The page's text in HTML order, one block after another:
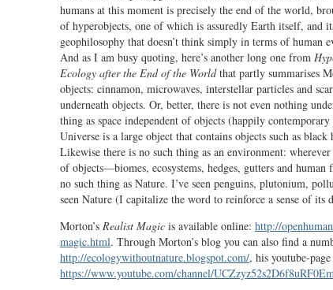
humans at this moment is precisely the end of the world,
of hyperobjects, one of which is assuredly Earth itself, and
geophilosophy that doesn’t think simply in terms of human
And as I am busy quoting, here’s another long one from
Ecology after the End of the Worldthat partly summarises
objects: cinnamon, microwaves, interstellar particles and
underneath objects. Or, better, there is not even nothing
thing as space independent of objects (happily
Universe is a large object that contains objects such as black
Likewise there is no such thing as an environment:
of objects—biomes, ecosystems, hedges, gutters and human
no such thing as Nature. I’ve seen penguins, plutonium,
seen Nature (I capitalize the word to reinforce a sense of its
Morton’s Realist Magic is available online: http://
magic.html. Through Morton’s blog you can also find a
http://ecologywithoutnature.blogspot.com/, his youtube-
https://www.youtube.com/channel/